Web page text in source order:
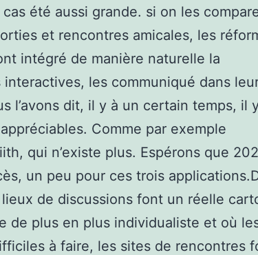
été aussi grande. si on les
et rencontres amicales, les
intégré de manière naturelle la
les communiqué dans
l’avons dit, il y à un certain temps, il
Comme par exemple
qui n’existe plus. Espérons que
un peu pour ces trois
lieux de discussions font un réelle
de plus en plus individualiste et où
à faire, les sites de rencontres